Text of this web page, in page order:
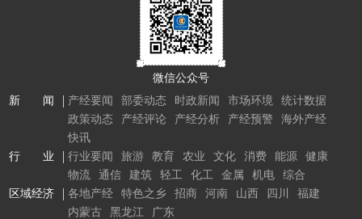
微信公众号
新 闻
产经要闻 部委动态 时政新闻 市场环境
统计数据
政策动态
产经评论 产经分析 产经预警
海外产经
快讯
行 业
行业要闻 旅游 教育 农业 文化 消费 能源
健康
物流
通信 建筑 轻工 化工 金属 机电
综合
区域经济
各地产经 特色之乡 招商 河南 山西 四川
福建
内蒙古
黑龙江 广东